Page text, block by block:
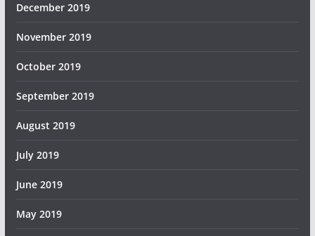
December 2019
November 2019
October 2019
September 2019
August 2019
July 2019
June 2019
May 2019